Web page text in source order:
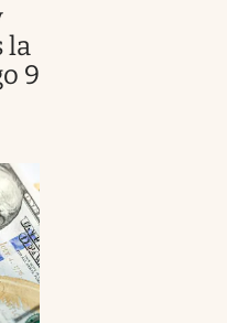
la
9